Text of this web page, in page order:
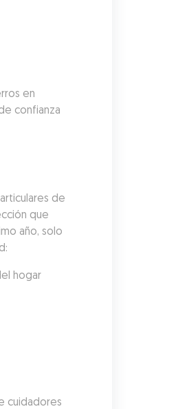
en
confianza
de
que
año, solo
hogar
cuidadores